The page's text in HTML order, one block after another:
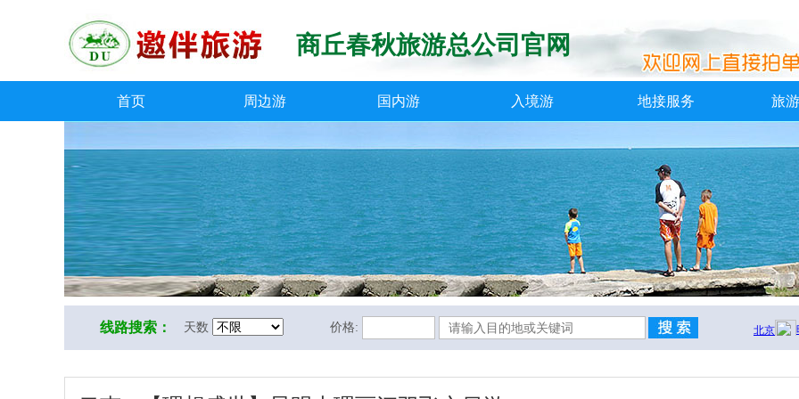
商丘春秋旅游总公司官网
首页 周边游 国内游 入境游 地接服务 旅
线路搜索： 天数 价格: